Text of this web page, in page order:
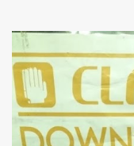
ください。 音楽理論
す。いざその世界に行
ざ飛び込んでから言っ
楽理論の世界は広がっ
系統あります。クラシ
楽理論です。なぜこの
んじゃ？と思われた方
音はE弦で44Hz、これ
通常人間の脳は二倍音
タル的なブライトさの
(@Takt_musicman)
スのメリットは 弦の